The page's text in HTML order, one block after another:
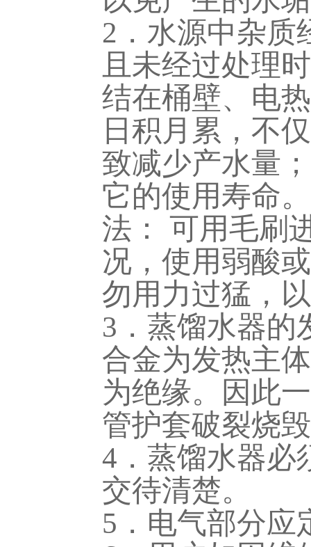
2．水源中杂质
且未经过处理
结在桶壁、电
日积月累，不
致减少产水量
它的使用寿命
法： 可用毛刷
况，使用弱酸
勿用力过猛，
3．蒸馏水器的
合金为发热主
为绝缘。因此
管护套破裂烧
4．蒸馏水器必
交待清楚。
5．电气部分应